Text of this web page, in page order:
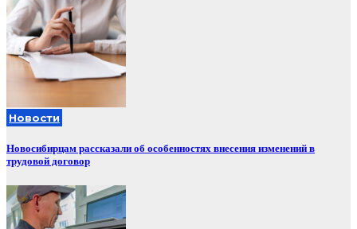
Новости
Новосибирцам рассказали об особенностях внесения изменений в
трудовой договор